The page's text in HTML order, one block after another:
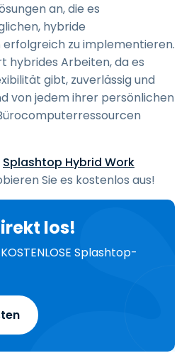
an, die es
hybride
zu implementieren.
hybrides Arbeiten, da es
gibt, zuverlässig und
von jedem ihrer persönlichen
Splashtop Hybrid Work
Sie es kostenlos aus!
los!
Splashtop-